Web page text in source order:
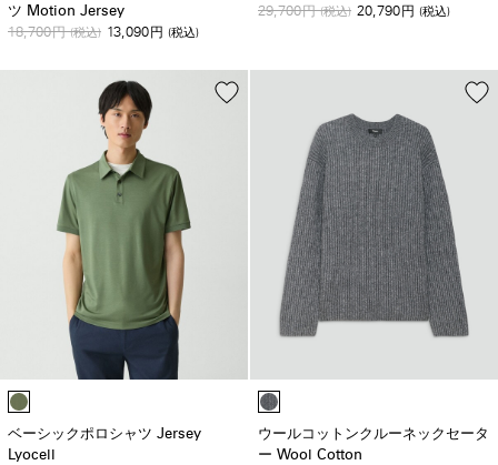
ツ Motion Jersey
18,700円(税込) 13,090円 (税込)
29,700円(税込) 20,790円 (税込)
ベーシックポロシャツ Jersey
Lyocell
ウールコットンクルーネックセータ
ー Wool Cotton